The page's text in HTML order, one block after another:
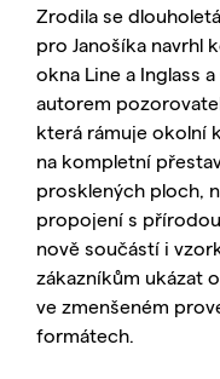
Zrodila se
pro Janošíka navrhl
okna Line a Inglass
autorem
která rámuje okolní
na kompletní
prosklených ploch,
propojení s
nově součástí i
zákazníkům ukázat
ve zmenšeném
formátech.